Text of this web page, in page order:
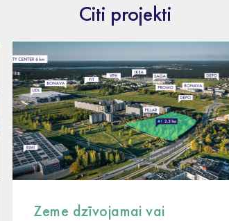
Citi projekti
Zeme dzīvojamai vai